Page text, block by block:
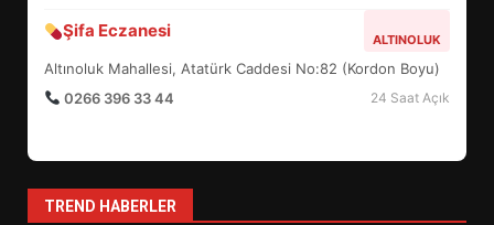
Şifa Eczanesi ALTINOLUK
Altınoluk Mahallesi, Atatürk Caddesi No:82 (Kordon Boyu)
0266 396 33 44
24 Saat Açık
TREND HABERLER
7
YENİ YÖNETİM NASIL
ŞEKİLLENDİ?
1
HAREKETE GEÇİYOR: GÖZLER